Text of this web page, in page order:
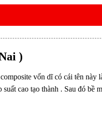
)
vốn dĩ có cái tên này
cao tạo thành . Sau đó bề